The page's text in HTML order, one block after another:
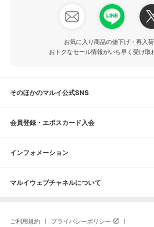
お気に入り商品の値下げ・再入
おトクなセール情報がいち早く受け取
そのほかのマルイ公式SNS
会員登録・エポスカード入会
インフォメーション
マルイウェブチャネルについて
ご利用規約 プライバシーポリシー